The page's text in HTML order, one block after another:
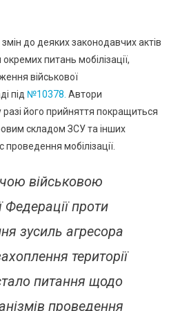
Повістки
до деяких законодавчих актів
питань мобілізації,
військової
під №10378. Автори
його прийняття покращиться
складом ЗСУ та інших
мобілізації.
військовою
Федерації проти
зусиль агресора
території
питання щодо
проведення